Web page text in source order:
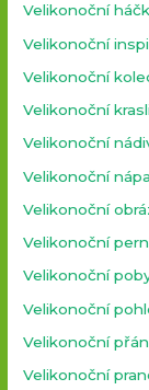
Velikonoční
Velikonoční
Velikonoční
Velikonoční
Velikonoční
Velikonoční
Velikonoční
Velikonoční
Velikonoční
Velikonoční
Velikonoční
Velikonoční